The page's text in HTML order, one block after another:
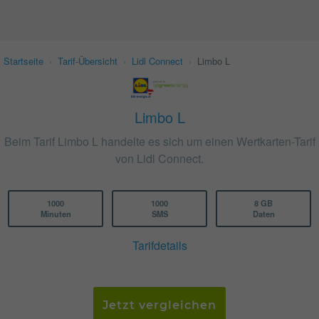
Startseite Tarif-Übersicht Lidl Connect Limbo L
Limbo L
Beim Tarif Limbo L handelte es sich um einen Wertkarten-Tarif
von Lidl Connect.
1000
Minuten
1000
SMS
8 GB
Daten
Tarifdetails
Jetzt vergleichen